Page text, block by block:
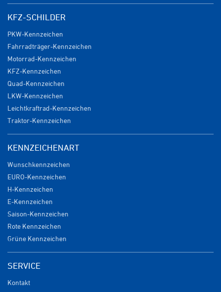
KFZ-SCHILDER
PKW-Kennzeichen
Fahrradträger-Kennzeichen
Motorrad-Kennzeichen
KFZ-Kennzeichen
Quad-Kennzeichen
LKW-Kennzeichen
Leichtkraftrad-Kennzeichen
Traktor-Kennzeichen
KENNZEICHENART
Wunschkennzeichen
EURO-Kennzeichen
H-Kennzeichen
E-Kennzeichen
Saison-Kennzeichen
Rote Kennzeichen
Grüne Kennzeichen
SERVICE
Kontakt